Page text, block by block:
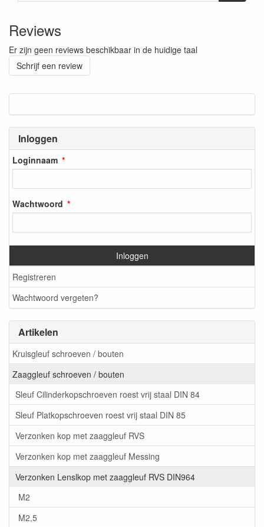
Inloggen
Loginnaam
Wachtwoord
Inloggen
Registreren
Wachtwoord vergeten?
Artikelen
Kruisgleuf schroeven / bouten
Zaaggleuf schroeven / bouten
Sleuf Cilinderkopschroeven roest vrij staal DIN 84
Sleuf Platkopschroeven roest vrij staal DIN 85
Verzonken kop met zaaggleuf RVS
Verzonken kop met zaaggleuf Messing
Verzonken Lenslkop met zaaggleuf RVS DIN964
M2
M2,5
Reviews
Er zijn geen reviews beschikbaar in de huidige taal
Schrijf een review